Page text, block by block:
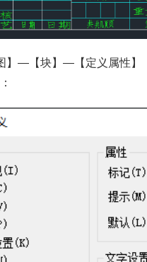
】—【块】—【定义属性】